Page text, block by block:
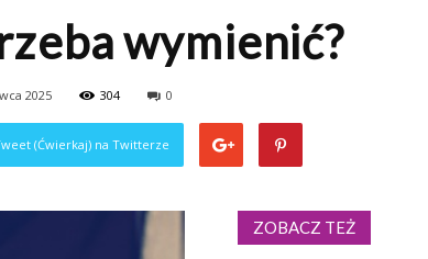
wymienić?
2025 304 0
(Ćwierkaj) na Twitterze
ZOBACZ TEŻ